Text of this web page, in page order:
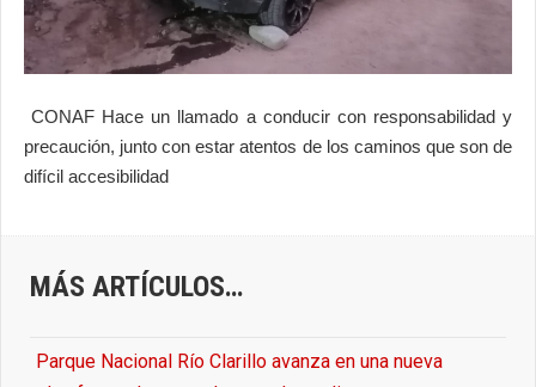
CONAF Hace un llamado a conducir con responsabilidad y
precaución, junto con estar atentos de los caminos que son de
difícil accesibilidad
MÁS ARTÍCULOS…
Parque Nacional Río Clarillo avanza en una nueva